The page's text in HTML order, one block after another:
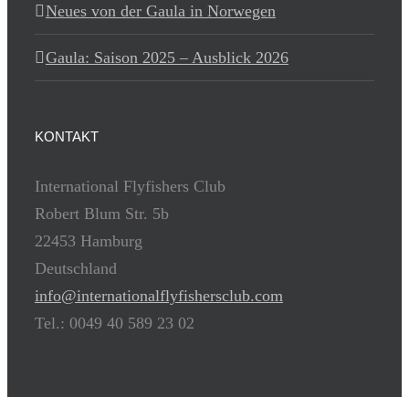
Neues von der Gaula in Norwegen
Gaula: Saison 2025 – Ausblick 2026
KONTAKT
International Flyfishers Club
Robert Blum Str. 5b
22453 Hamburg
Deutschland
info@internationalflyfishersclub.com
Tel.: 0049 40 589 23 02